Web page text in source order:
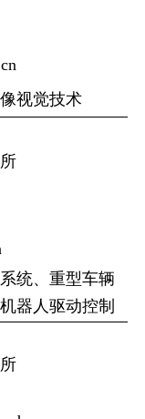
视觉技术
统、重型车辆
器人驱动控制